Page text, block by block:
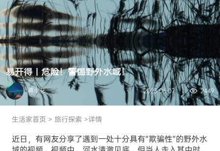
易开得｜危险！警惕野外水域！
蒋小花 2023-06-07 2449
生活家首页 > 旅行探索 >详情
近日，有网友分享了遇到一处十分具有“欺骗性”的野外水